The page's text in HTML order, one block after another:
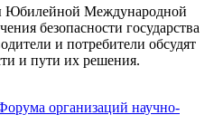
Юбилейной Международной
безопасности государства
и потребители обсудят
и пути их решения.
организаций научно-